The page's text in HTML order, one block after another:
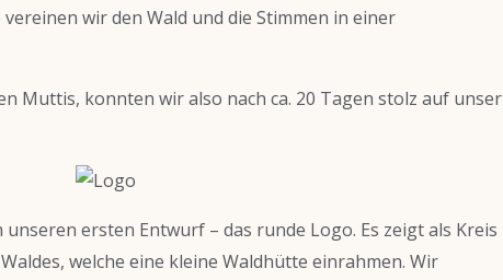
wir den Wald und die Stimmen in einer
Muttis, konnten wir also nach ca. 20 Tagen stolz auf unser
unseren ersten Entwurf – das runde Logo. Es zeigt als Kreis
welche eine kleine Waldhütte einrahmen. Wir